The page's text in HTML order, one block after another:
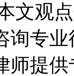
文观
询专
师提